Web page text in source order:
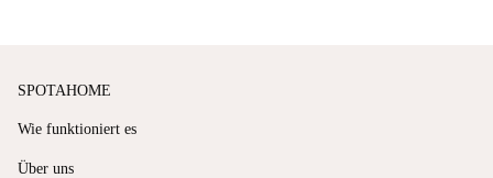
SPOTAHOME
Wie funktioniert es
Über uns